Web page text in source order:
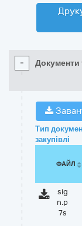
- Документи
Тип
закупівлі
ФАЙЛ
sig
n.p
7s